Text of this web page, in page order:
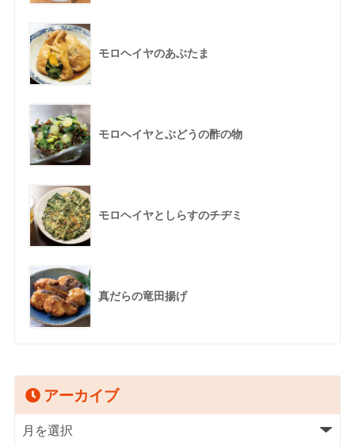
モロヘイヤのあぶたま
モロヘイヤとぶどうの酢の物
モロヘイヤとしらすのチヂミ
真だらの竜田揚げ
アーカイブ